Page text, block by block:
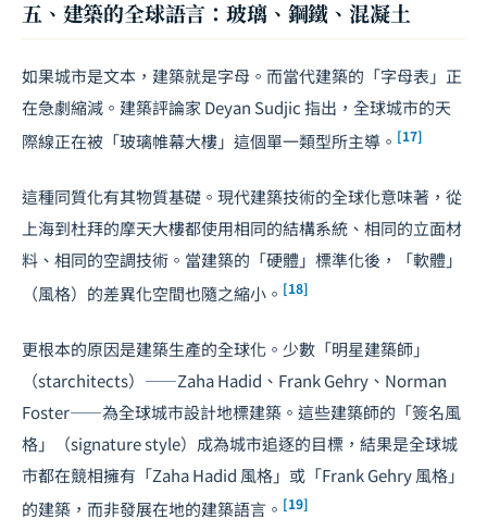
五、建築的全球語言：玻璃、鋼鐵、混凝土
如果城市是文本，建築就是字母。而當代建築的「字母表」正
在急劇縮減。建築評論家 Deyan Sudjic 指出，全球城市的天
際線正在被「玻璃帷幕大樓」這個單一類型所主導。 [17]
這種同質化有其物質基礎。現代建築技術的全球化意味著，從
上海到杜拜的摩天大樓都使用相同的結構系統、相同的立面材
料、相同的空調技術。當建築的「硬體」標準化後，「軟體」
（風格）的差異化空間也隨之縮小。 [18]
更根本的原因是建築生產的全球化。少數「明星建築師」
（starchitects）——Zaha Hadid、Frank Gehry、Norman
Foster——為全球城市設計地標建築。這些建築師的「簽名風
格」（signature style）成為城市追逐的目標，結果是全球城
市都在競相擁有「Zaha Hadid 風格」或「Frank Gehry 風格」
的建築，而非發展在地的建築語言。 [19]